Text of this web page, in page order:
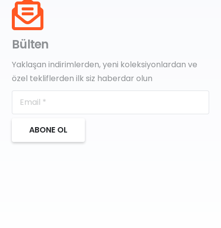
Bülten
Yaklaşan indirimlerden, yeni koleksiyonlardan ve
özel tekliflerden ilk siz haberdar olun
ABONE OL